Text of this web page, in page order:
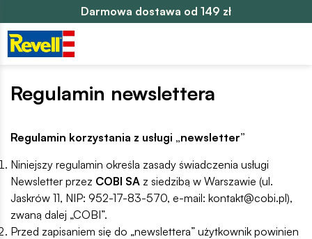
Darmowa dostawa od 149 zł
Regulamin newslettera
Regulamin korzystania z usługi „newsletter”
Niniejszy regulamin określa zasady świadczenia usługi
Newsletter przez COBI SA z siedzibą w Warszawie (ul.
Jaskrów 11, NIP: 952-17-83-570, e-mail: kontakt@cobi.pl),
zwaną dalej „COBI”.
Przed zapisaniem się do „newslettera” użytkownik powinien